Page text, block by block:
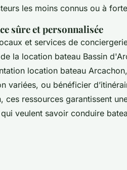
les moins connus ou à
sûre et personnalisée
et services de
la location bateau Bassin
location bateau
variées, ou bénéficier
ressources garantissent
veulent savoir conduire